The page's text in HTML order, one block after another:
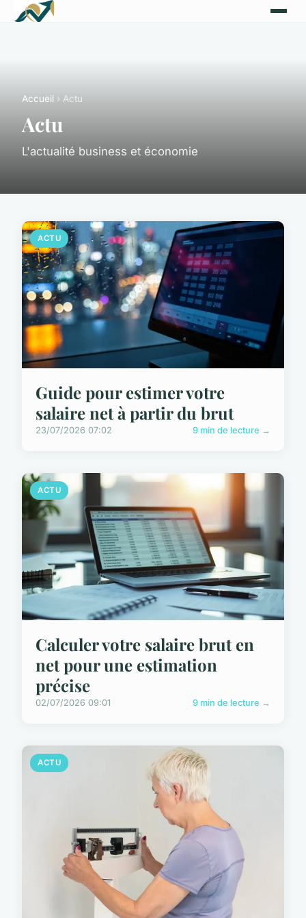
Accueil › Actu
Actu
L'actualité business et économie
ACTU
Guide pour estimer votre
salaire net à partir du brut
23/07/2026 07:02 9 min de lecture →
ACTU
Calculer votre salaire brut en
net pour une estimation
précise
02/07/2026 09:01 9 min de lecture →
ACTU